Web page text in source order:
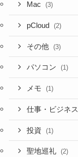
Mac (3)
pCloud (2)
その他 (3)
パソコン (1)
メモ (1)
仕事・ビジネス
投資 (1)
聖地巡礼 (2)